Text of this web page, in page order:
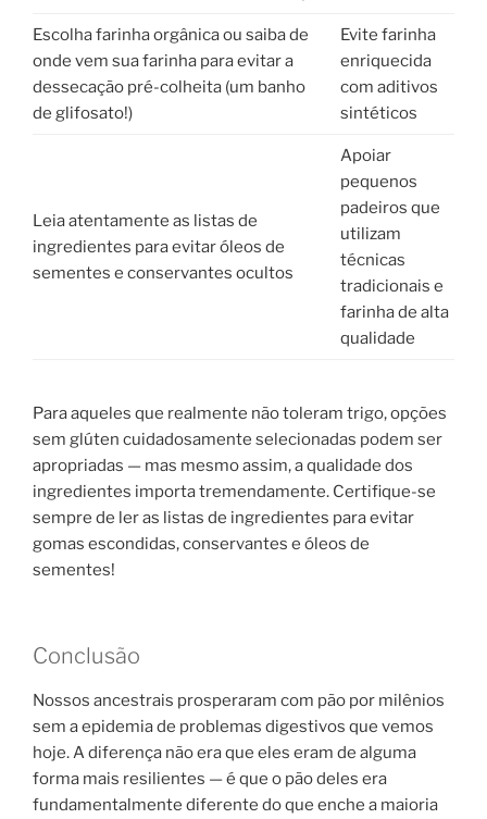
Escolha farinha orgânica ou saiba de
onde vem sua farinha para evitar a
dessecação pré-colheita (um banho
de glifosato!)
Evite farinha
enriquecida
com aditivos
sintéticos
Leia atentamente as listas de
ingredientes para evitar óleos de
sementes e conservantes ocultos
Apoiar
pequenos
padeiros que
utilizam
técnicas
tradicionais e
farinha de alta
qualidade
Para aqueles que realmente não toleram trigo, opções
sem glúten cuidadosamente selecionadas podem ser
apropriadas — mas mesmo assim, a qualidade dos
ingredientes importa tremendamente. Certifique-se
sempre de ler as listas de ingredientes para evitar
gomas escondidas, conservantes e óleos de
sementes!
Conclusão
Nossos ancestrais prosperaram com pão por milênios
sem a epidemia de problemas digestivos que vemos
hoje. A diferença não era que eles eram de alguma
forma mais resilientes — é que o pão deles era
fundamentalmente diferente do que enche a maioria